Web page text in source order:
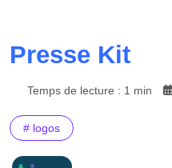
Presse Kit
Temps de lecture : 1 min
# logos